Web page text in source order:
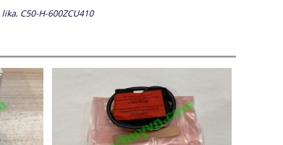
lika, C50-H-600ZCU410